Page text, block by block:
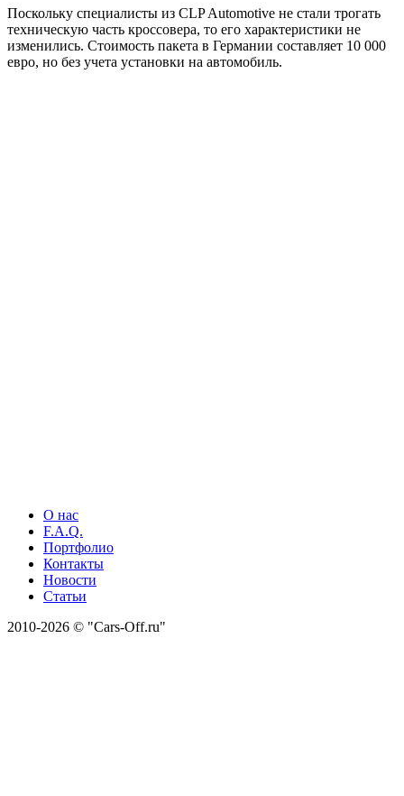
Поскольку специалисты из CLP Automotive не стали трогать
техническую часть кроссовера, то его характеристики не
изменились. Стоимость пакета в Германии составляет 10 000
евро, но без учета установки на автомобиль.
О нас
F.A.Q.
Портфолио
Контакты
Новости
Статьи
2010-2026 © "Cars-Off.ru"